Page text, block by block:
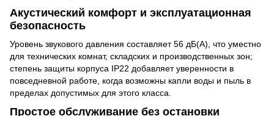
Акустический комфорт и эксплуатационная
безопасность
Уровень звукового давления составляет 56 дБ(A), что уместно
для технических комнат, складских и производственных зон;
степень защиты корпуса IP22 добавляет уверенности в
повседневной работе, когда возможны капли воды и пыль в
пределах допустимых для этого класса.
Простое обслуживание без остановки